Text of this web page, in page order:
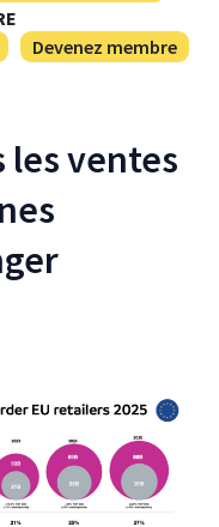
Devenez membre
les ventes